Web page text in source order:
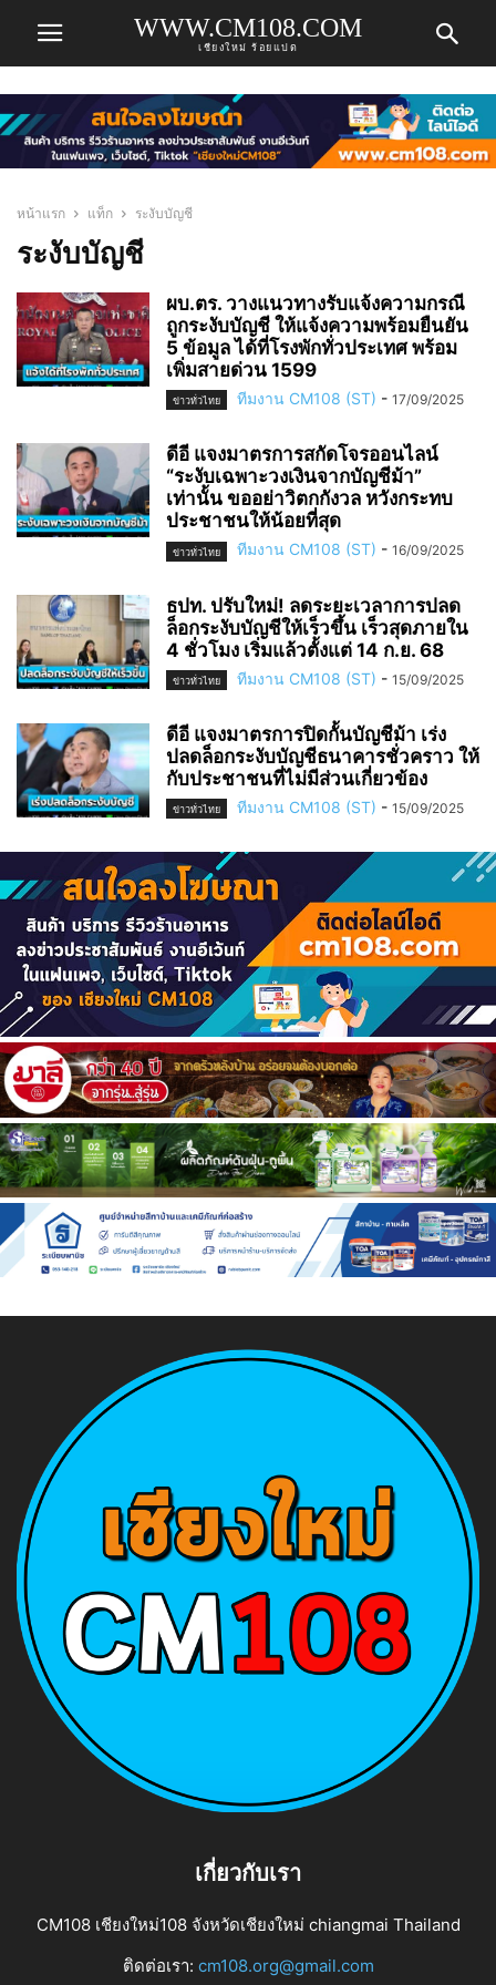
WWW.CM108.COM
เชียงใหม่ ร้อยแปด
หน้าแรก แท็ก ระงับบัญชี
ระงับบัญชี
ผบ.ตร. วางแนวทางรับแจ้งความกรณี
ถูกระงับบัญชี ให้แจ้งความพร้อมยืนยัน
5 ข้อมูล ได้ที่โรงพักทั่วประเทศ พร้อม
เพิ่มสายด่วน 1599
ข่าวทั่วไทย ทีมงาน CM108 (ST) - 17/09/2025
ดีอี แจงมาตรการสกัดโจรออนไลน์
“ระงับเฉพาะวงเงินจากบัญชีม้า”
เท่านั้น ขออย่าวิตกกังวล หวังกระทบ
ประชาชนให้น้อยที่สุด
ข่าวทั่วไทย ทีมงาน CM108 (ST) - 16/09/2025
ธปท. ปรับใหม่! ลดระยะเวลาการปลด
ล็อกระงับบัญชีให้เร็วขึ้น เร็วสุดภายใน
4 ชั่วโมง เริ่มแล้วตั้งแต่ 14 ก.ย. 68
ข่าวทั่วไทย ทีมงาน CM108 (ST) - 15/09/2025
ดีอี แจงมาตรการปิดกั้นบัญชีม้า เร่ง
ปลดล็อกระงับบัญชีธนาคารชั่วคราว ให้
กับประชาชนที่ไม่มีส่วนเกี่ยวข้อง
ข่าวทั่วไทย ทีมงาน CM108 (ST) - 15/09/2025
เกี่ยวกับเรา
CM108 เชียงใหม่108 จังหวัดเชียงใหม่ chiangmai Thailand
ติดต่อเรา: cm108.org@gmail.com